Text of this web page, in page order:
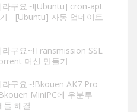
구요~![Ubuntu] cron-apt
- [Ubuntu] 자동 업데이트
구요~!Transmission SSL
머신 만들기
구요~!Bkouen AK7 Pro
MiniPC에 우분투
들 해결